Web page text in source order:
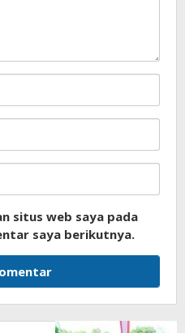
situs web saya pada
saya berikutnya.